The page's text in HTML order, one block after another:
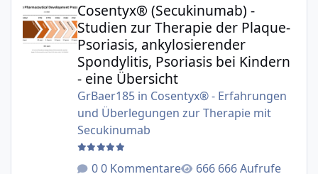
Cosentyx® (Secukinumab) -
Studien zur Therapie der Plaque-
Psoriasis, ankylosierender
Spondylitis, Psoriasis bei Kindern
- eine Übersicht
GrBaer185in Cosentyx® - Erfahrungen
und Überlegungen zur Therapie mit
Secukinumab
0 Kommentare
666 Aufrufe